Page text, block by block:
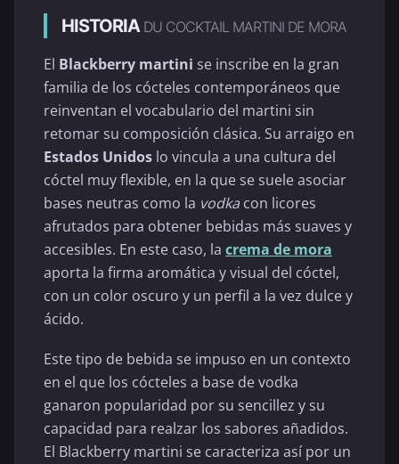
HISTORIA DU COCKTAIL MARTINI DE MORA
El Blackberry martini se inscribe en la gran
familia de los cócteles contemporáneos que
reinventan el vocabulario del martini sin
retomar su composición clásica. Su arraigo en
Estados Unidos lo vincula a una cultura del
cóctel muy flexible, en la que se suele asociar
bases neutras como la vodka con licores
afrutados para obtener bebidas más suaves y
accesibles. En este caso, la crema de mora
aporta la firma aromática y visual del cóctel,
con un color oscuro y un perfil a la vez dulce y
ácido.
Este tipo de bebida se impuso en un contexto
en el que los cócteles a base de vodka
ganaron popularidad por su sencillez y su
capacidad para realzar los sabores añadidos.
El Blackberry martini se caracteriza así por un